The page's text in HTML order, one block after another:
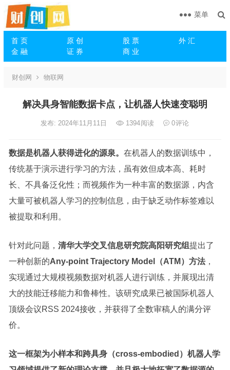
首 页 原 创 股 票
外 汇
金 融
证 券 商 业
菜单
财创网 物联网
解决具身智能数据卡点，让机器人快速变聪明
发布: 2024年11月11日 1394阅读 0评论
数据是机器人获得进化的源泉。 在机器人的数据训练中，
传统基于演示进行学习的方法，虽有效但成本高、耗时
长、不具备泛化性；而视频作为一种丰富的数据源，内含
大量可被机器人学习的控制信息，由于缺乏动作标签难以
被提取和利用。
针对此问题， 清华大学交叉信息研究院高阳研究组提出了
一种创新的Any-point Trajectory Model（ATM）方法，
实现通过大规模视频数据对机器人进行训练，并展现出清
大的技能迁移能力和鲁棒性。该研究成果已被国际机器人
顶级会议RSS 2024接收，并获得了全数审稿人的满分评
价。
这一框架为小样本和跨具身（cross-embodied）机器人学